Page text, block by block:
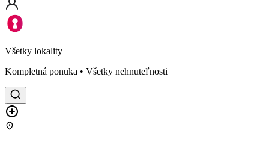
Všetky lokality
Kompletná ponuka • Všetky nehnuteľnosti